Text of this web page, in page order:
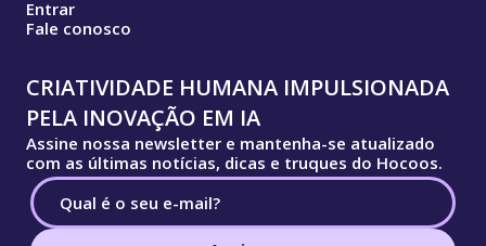
Entrar
Fale conosco
CRIATIVIDADE HUMANA IMPULSIONADA
PELA INOVAÇÃO EM IA
Assine nossa newsletter e mantenha-se atualizado
com as últimas notícias, dicas e truques do Hocoos.